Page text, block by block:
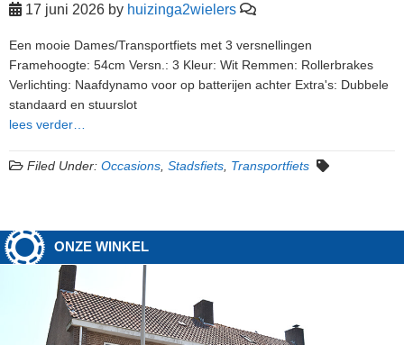
17 juni 2026 by huizinga2wielers
Een mooie Dames/Transportfiets met 3 versnellingen
Framehoogte: 54cm Versn.: 3 Kleur: Wit Remmen: Rollerbrakes
Verlichting: Naafdynamo voor op batterijen achter Extra's: Dubbele
standaard en stuurslot
lees verder…
Filed Under: Occasions Stadsfiets Transportfiets
ONZE WINKEL